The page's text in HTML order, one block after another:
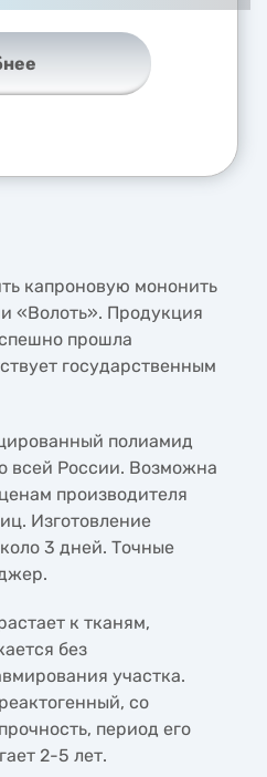
капроновую мононить
«Волоть». Продукция
прошла
государственным
полиамид
всей России. Возможна
производителя
Изготовление
3 дней. Точные
к тканям,
без
участка.
со
период его
2-5 лет.